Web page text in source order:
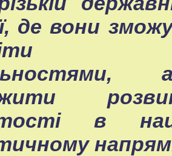
де вони
в